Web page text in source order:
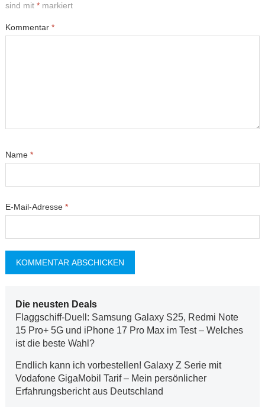
sind mit *markiert
Kommentar *
Name *
E-Mail-Adresse *
Die neusten Deals
Flaggschiff-Duell: Samsung Galaxy S25, Redmi Note
15 Pro+ 5G und iPhone 17 Pro Max im Test – Welches
ist die beste Wahl?
Endlich kann ich vorbestellen! Galaxy Z Serie mit
Vodafone GigaMobil Tarif – Mein persönlicher
Erfahrungsbericht aus Deutschland